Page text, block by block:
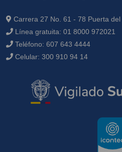
Carrera 27 No. 61 - 78 Puerta del
Línea gratuita: 01 8000 972021
Teléfono: 607 643 4444
Celular: 300 910 94 14